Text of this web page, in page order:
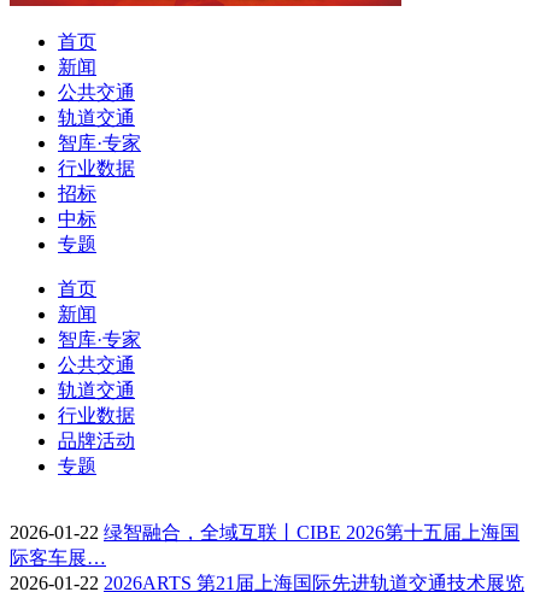
首页
新闻
公共交通
轨道交通
智库·专家
行业数据
招标
中标
专题
首页
新闻
智库·专家
公共交通
轨道交通
行业数据
品牌活动
专题
2026-01-22 绿智融合，全域互联丨CIBE 2026第十五届上海国
际客车展…
2026-01-22 2026ARTS 第21届上海国际先进轨道交通技术展览